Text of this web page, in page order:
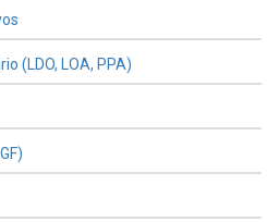
(LDO, LOA, PPA)